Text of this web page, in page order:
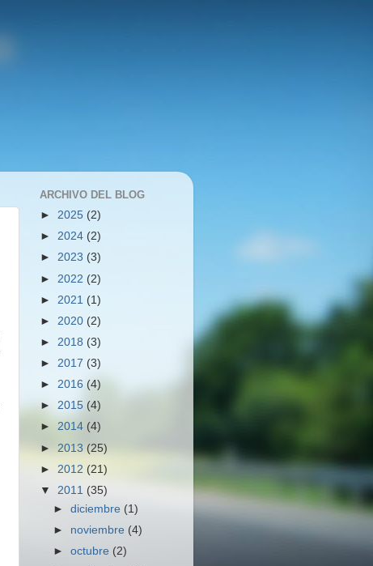
ARCHIVO DEL BLOG
► 2025 (2)
► 2024 (2)
► 2023 (3)
► 2022 (2)
► 2021 (1)
► 2020 (2)
► 2018 (3)
► 2017 (3)
► 2016 (4)
► 2015 (4)
► 2014 (4)
► 2013 (25)
► 2012 (21)
▼ 2011 (35)
►diciembre (1)
► noviembre (4)
►octubre (2)